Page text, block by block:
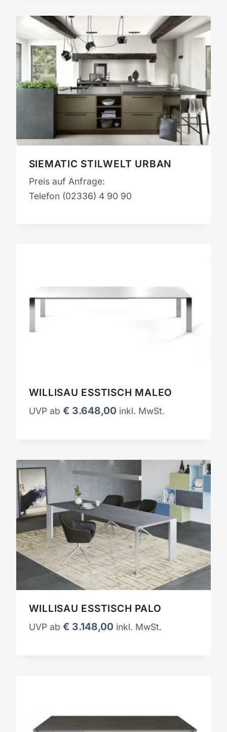
SIEMATIC STILWELT URBAN
Preis auf Anfrage:
Telefon (02336) 4 90 90
WILLISAU ESSTISCH MALEO
UVP ab € 3.648,00 inkl. MwSt.
WILLISAU ESSTISCH PALO
UVP ab € 3.148,00 inkl. MwSt.